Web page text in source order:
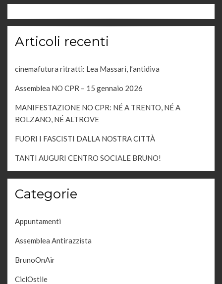
Articoli recenti
cinemafutura ritratti: Lea Massari, l’antidiva
Assemblea NO CPR – 15 gennaio 2026
MANIFESTAZIONE NO CPR: NÉ A TRENTO, NÉ A
BOLZANO, NÉ ALTROVE
FUORI I FASCISTI DALLA NOSTRA CITTÀ
TANTI AUGURI CENTRO SOCIALE BRUNO!
Categorie
Appuntamenti
Assemblea Antirazzista
BrunoOnAir
CiclOstile